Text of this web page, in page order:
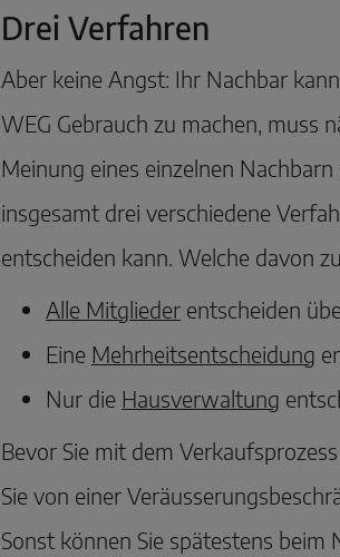
Drei Verfahren
Aber keine Angst: Ihr Nachbar
WEG Gebrauch zu machen, muss
Meinung eines einzelnen
insgesamt drei verschiedene
entscheiden kann. Welche davon
Alle Mitglieder entscheiden
Eine Mehrheitsentscheidung
Nur die Hausverwaltung
Bevor Sie mit dem
Sie von einer
Sonst können Sie spätestens